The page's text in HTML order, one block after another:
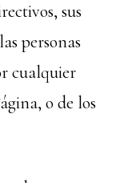
sus
personas
cualquier
o de los